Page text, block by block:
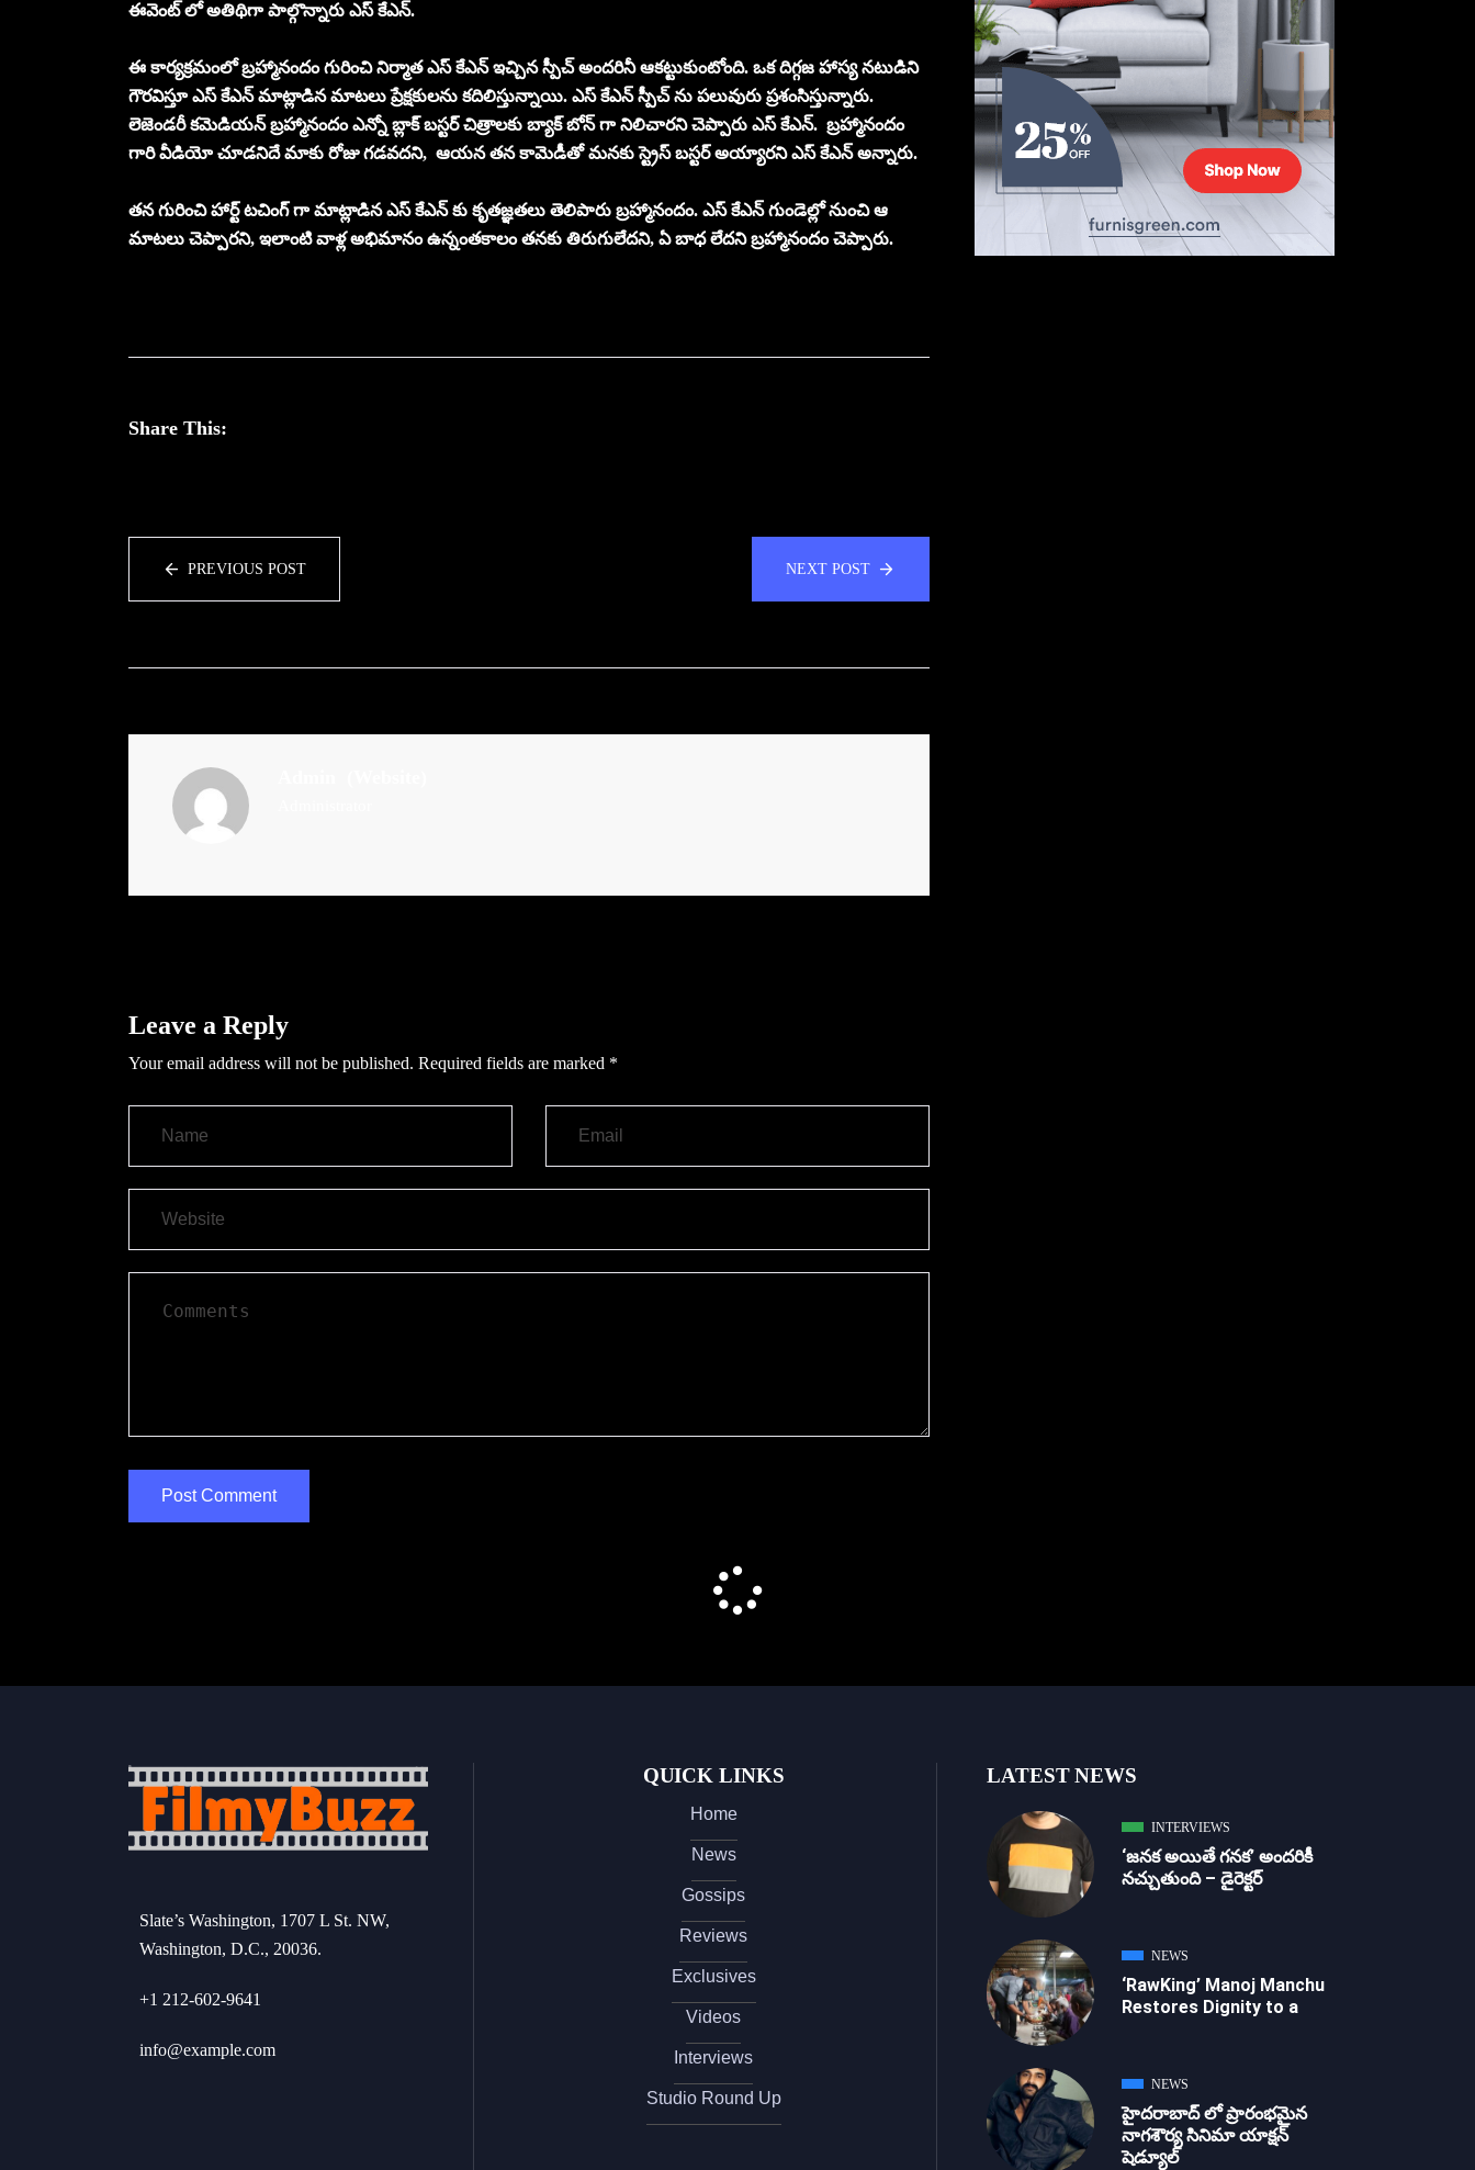
ఈవెంట్ లో అతిథిగా పాల్గొన్నారు ఎస్ కేఎన్.
ఈ కార్యక్రమంలో బ్రహ్మానందం గురించి నిర్మాత ఎస్ కేఎన్ ఇచ్చిన స్పీచ్ అందరినీ ఆకట్టుకుంటోంది. ఒక దిగ్గజ హాస్య నటుడిని
గౌరవిస్తూ ఎస్ కేఎన్ మాట్లాడిన మాటలు ప్రేక్షకులను కదిలిస్తున్నాయి. ఎస్ కేఎన్ స్పీచ్ ను పలువురు ప్రశంసిస్తున్నారు.
లెజెండరీ కమెడియన్ బ్రహ్మానందం ఎన్నో బ్లాక్ బస్టర్ చిత్రాలకు బ్యాక్ బోన్ గా నిలిచారని చెప్పారు ఎస్ కేఎన్. బ్రహ్మానందం
గారి వీడియో చూడనిదే మాకు రోజు గడవదని, ఆయన తన కామెడీతో మనకు స్ట్రెస్ బస్టర్ అయ్యారని ఎస్ కేఎన్ అన్నారు.
తన గురించి హార్ట్ టచింగ్ గా మాట్లాడిన ఎస్ కేఎన్ కు కృతజ్ఞతలు తెలిపారు బ్రహ్మానందం. ఎస్ కేఎన్ గుండెల్లో నుంచి ఆ
మాటలు చెప్పారని, ఇలాంటి వాళ్ల అభిమానం ఉన్నంతకాలం తనకు తిరుగులేదని, ఏ బాధ లేదని బ్రహ్మానందం చెప్పారు.
Share This:
PREVIOUS POST NEXT POST
Leave a Reply
Your email address will not be published. Required fields are marked *
Slate’s Washington, 1707 L St. NW,
Washington, D.C., 20036.
+1 212-602-9641
info@example.com
QUICK LINKS
Home
News
Gossips
Reviews
Exclusives
Videos
Interviews
Studio Round Up
LATEST NEWS
INTERVIEWS
‘జ‌న‌క అయితే గ‌న‌క‌’ అందరికీ
నచ్చుతుంది – డైరెక్ట‌ర్
NEWS
‘RawKing’ Manoj Manchu
Restores Dignity to a
NEWS
హైదరాబాద్ లో ప్రారంభమైన
నాగశౌర్య సినిమా యాక్షన్
షెడ్యూల్